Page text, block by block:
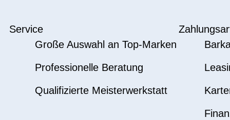
Service
Große Auswahl an Top-Marken
Professionelle Beratung
Qualifizierte Meisterwerkstatt